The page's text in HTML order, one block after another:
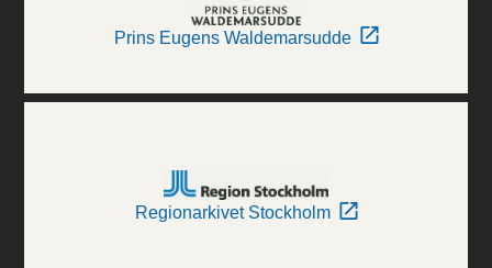
Prins Eugens Waldemarsudde
Regionarkivet Stockholm